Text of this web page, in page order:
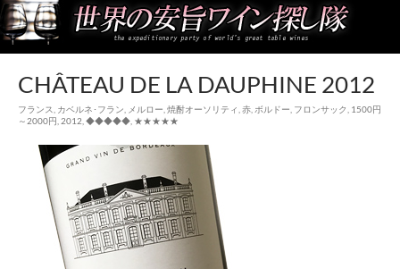
世界の安旨ワイン探し隊
CHÂTEAU DE LA DAUPHINE 2012
フランス カベルネ･フラン メルロー 焼酎オーソリティ 赤 ボルドー フロンサック 1500円
～2000円 2012 ◆◆◆◆◆ ★★★★★